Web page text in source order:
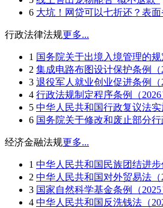
6 大坑！网贷可以七折还？表
行政法律法规更多...
1 国务院关于出境入境管理的规
2 集成电路布图设计保护条例（
3 退役军人就业创业促进条例（
4 行政法规制定程序条例（2026
5 中华人民共和国行政复议法实
6 国务院关于修改和废止部分行
经济金融法规更多...
1 中华人民共和国民族团结进步
2 中华人民共和国对外贸易法（
3 国家自然科学基金条例（2025
4 中华人民共和国反洗钱法（